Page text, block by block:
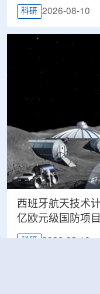
科研 2026-08-10
西班牙航天技术
亿欧元级国防项
科研 2026-08-10